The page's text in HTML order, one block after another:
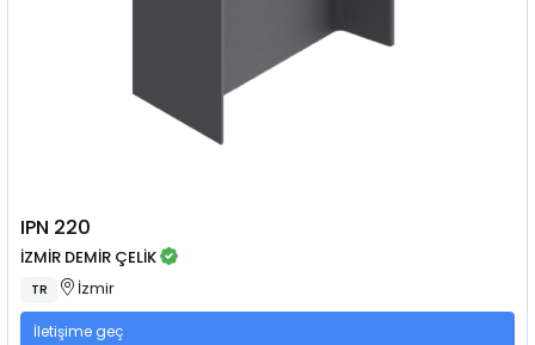
IPN 220
İZMİR DEMİR ÇELİK
TR İzmir
İletişime geç